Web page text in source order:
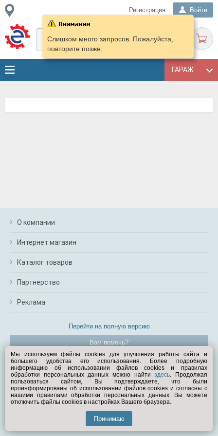
Регистрация Войти
ГАРАЖ
Слишком много запросов. Пожалуйста,
повторите позже.
О компании
Интернет магазин
Каталог товаров
Партнерство
Реклама
Перейти на полную версию
Вам помочь?
© Exist.ru 1998—2026
Мы используем файлы cookies для улучшения работы сайта и
большего удобства его использования. Более подробную
информацию об использовании файлов cookies и правилах
обработки персональных данных можно найтиздесь. Продолжая
пользоваться сайтом, Вы подтверждаете, что были
проинформированы об использовании файлов cookies и согласны с
нашими правилами обработки персональных данных. Вы можете
отключить файлы cookies в настройках Вашего браузера.
Принимаю